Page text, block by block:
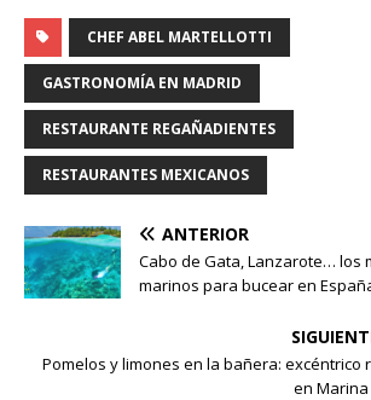
CHEF ABEL MARTELLOTTI
GASTRONOMÍA EN MADRID
RESTAURANTE REGAÑADIENTES
RESTAURANTES MEXICANOS
ANTERIOR
Cabo de Gata, Lanzarote… los
marinos para bucear en
Pomelos y limones en la bañera: excéntrico
en Marina